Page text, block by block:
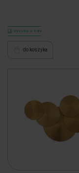
Wysyłka w 4 dni
do koszyka